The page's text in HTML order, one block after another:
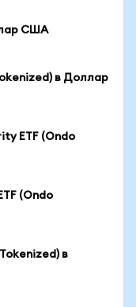
США
в Доллар
ETF (Ondo
(Ondo
в